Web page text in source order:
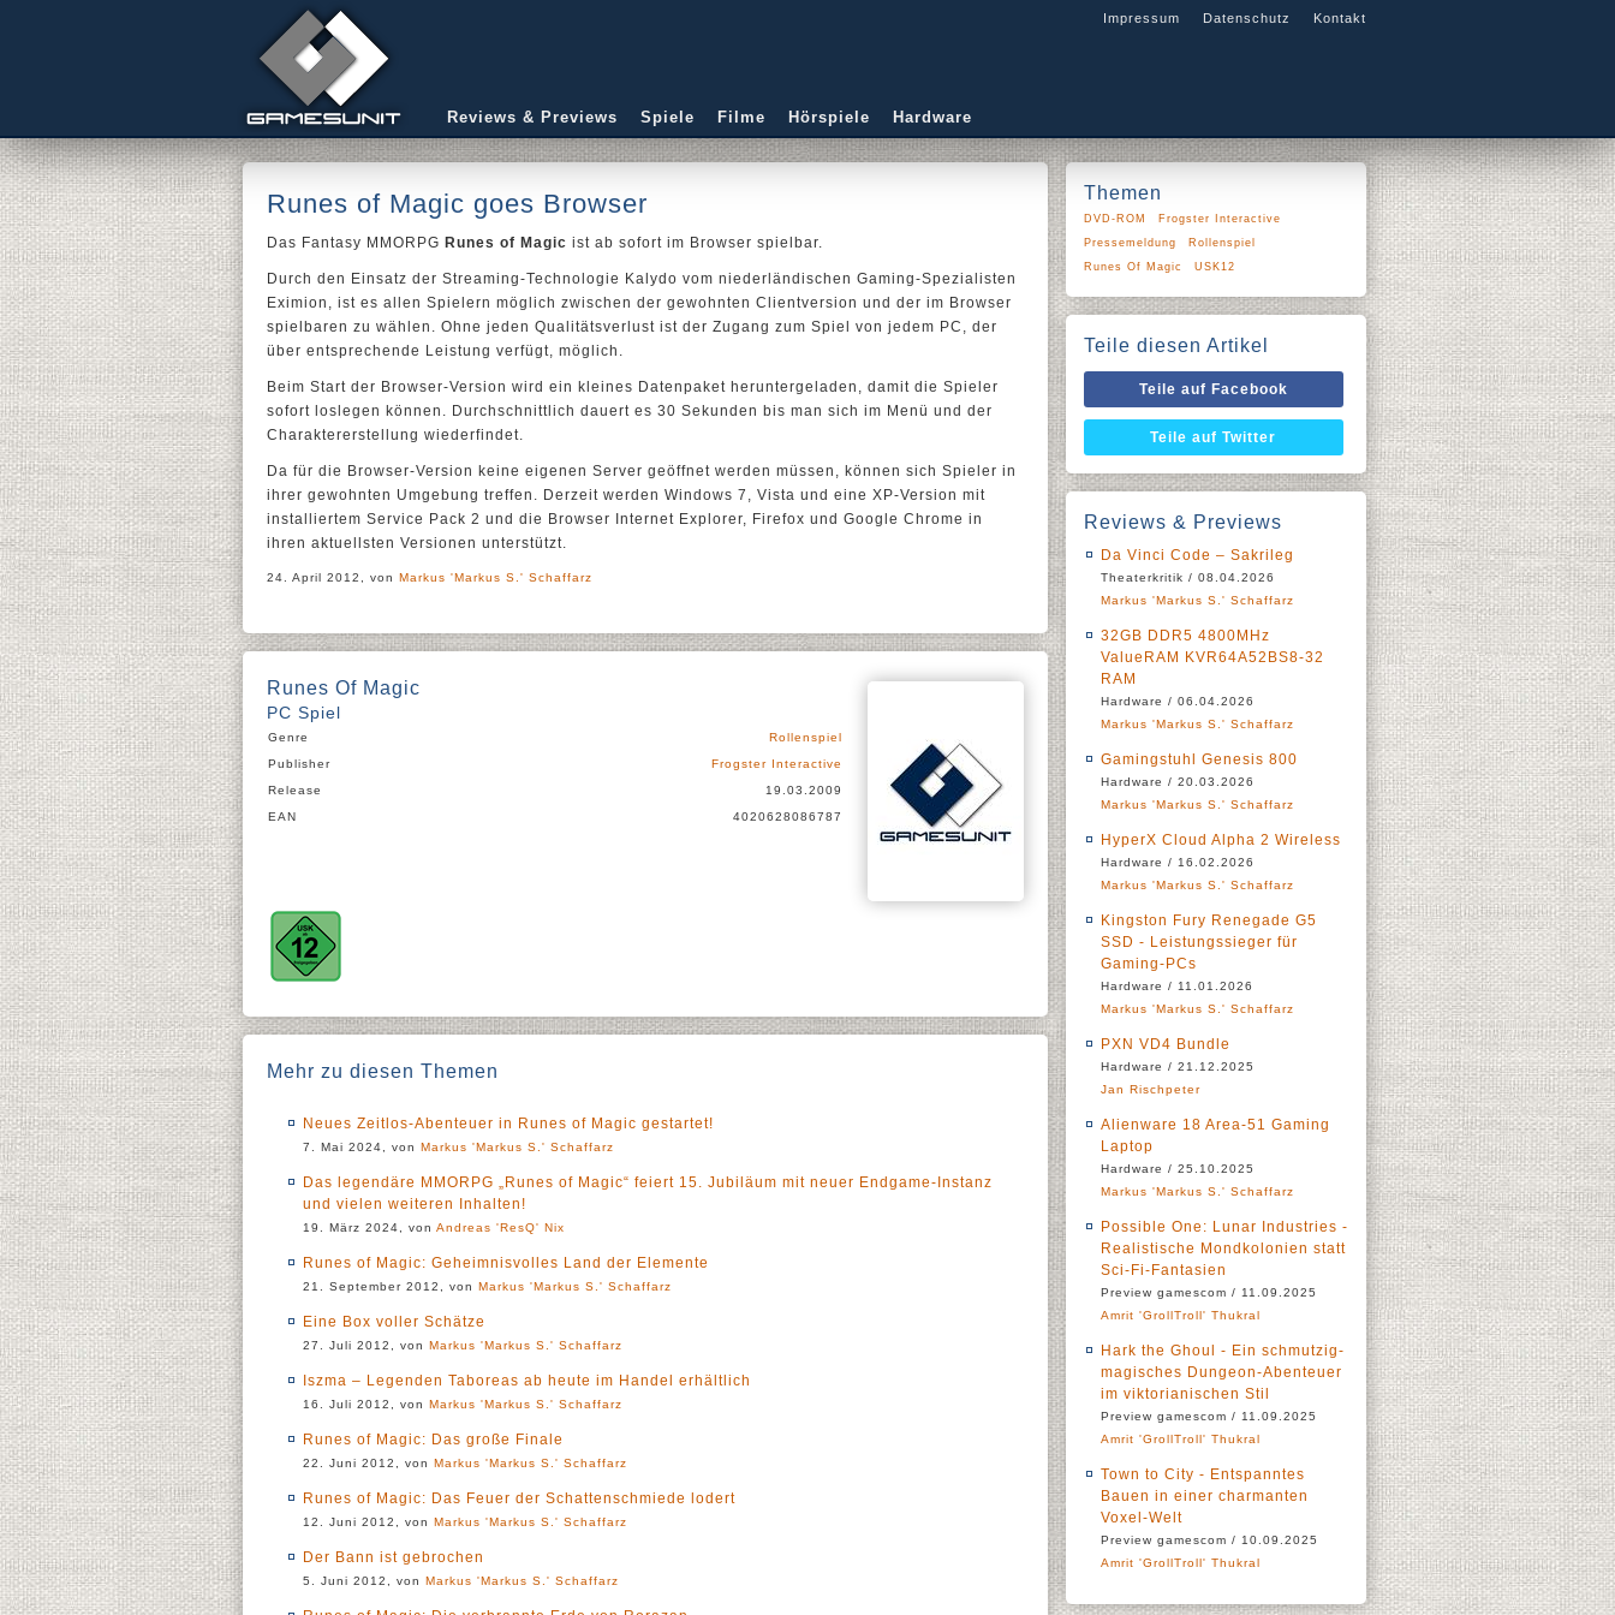
Impressum Datenschutz Kontakt
Reviews & Previews Spiele Filme Hörspiele Hardware
Runes of Magic goes Browser
Das Fantasy MMORPG Runes of Magic ist ab sofort im Browser spielbar.
Durch den Einsatz der Streaming-Technologie Kalydo vom niederländischen Gaming-Spezialisten
Eximion, ist es allen Spielern möglich zwischen der gewohnten Clientversion und der im Browser
spielbaren zu wählen. Ohne jeden Qualitätsverlust ist der Zugang zum Spiel von jedem PC, der
über entsprechende Leistung verfügt, möglich.
Beim Start der Browser-Version wird ein kleines Datenpaket heruntergeladen, damit die Spieler
sofort loslegen können. Durchschnittlich dauert es 30 Sekunden bis man sich im Menü und der
Charaktererstellung wiederfindet.
Da für die Browser-Version keine eigenen Server geöffnet werden müssen, können sich Spieler in
ihrer gewohnten Umgebung treffen. Derzeit werden Windows 7, Vista und eine XP-Version mit
installiertem Service Pack 2 und die Browser Internet Explorer, Firefox und Google Chrome in
ihren aktuellsten Versionen unterstützt.
24. April 2012, von Markus 'Markus S.' Schaffarz
Runes Of Magic
PC Spiel
Genre
Rollenspiel
Publisher
Frogster Interactive
Release
19.03.2009
EAN
4020628086787
Mehr zu diesen Themen
Neues Zeitlos-Abenteuer in Runes of Magic gestartet!
7. Mai 2024, von Markus 'Markus S.' Schaffarz
Das legendäre MMORPG „Runes of Magic“ feiert 15. Jubiläum mit neuer Endgame-Instanz
und vielen weiteren Inhalten!
19. März 2024, von Andreas 'ResQ' Nix
Runes of Magic: Geheimnisvolles Land der Elemente
21. September 2012, von Markus 'Markus S.' Schaffarz
Eine Box voller Schätze
27. Juli 2012, von Markus 'Markus S.' Schaffarz
Iszma – Legenden Taboreas ab heute im Handel erhältlich
16. Juli 2012, von Markus 'Markus S.' Schaffarz
Runes of Magic: Das große Finale
22. Juni 2012, von Markus 'Markus S.' Schaffarz
Runes of Magic: Das Feuer der Schattenschmiede lodert
12. Juni 2012, von Markus 'Markus S.' Schaffarz
Der Bann ist gebrochen
5. Juni 2012, von Markus 'Markus S.' Schaffarz
Themen
DVD-ROM
Frogster Interactive
Pressemeldung
Rollenspiel
Runes Of Magic
USK12
Teile diesen Artikel
Teile auf Facebook
Teile auf Twitter
Reviews & Previews
Da Vinci Code – Sakrileg
Theaterkritik / 08.04.2026
Markus 'Markus S.' Schaffarz
32GB DDR5 4800MHz
ValueRAM KVR64A52BS8-32
RAM
Hardware / 06.04.2026
Markus 'Markus S.' Schaffarz
Gamingstuhl Genesis 800
Hardware / 20.03.2026
Markus 'Markus S.' Schaffarz
HyperX Cloud Alpha 2 Wireless
Hardware / 16.02.2026
Markus 'Markus S.' Schaffarz
Kingston Fury Renegade G5
SSD - Leistungssieger für
Gaming-PCs
Hardware / 11.01.2026
Markus 'Markus S.' Schaffarz
PXN VD4 Bundle
Hardware / 21.12.2025
Jan Rischpeter
Alienware 18 Area-51 Gaming
Laptop
Hardware / 25.10.2025
Markus 'Markus S.' Schaffarz
Possible One: Lunar Industries -
Realistische Mondkolonien statt
Sci-Fi-Fantasien
Preview gamescom / 11.09.2025
Amrit 'GrollTroll' Thukral
Hark the Ghoul - Ein schmutzig-
magisches Dungeon-Abenteuer
im viktorianischen Stil
Preview gamescom / 11.09.2025
Amrit 'GrollTroll' Thukral
Town to City - Entspanntes
Bauen in einer charmanten
Voxel-Welt
Preview gamescom / 10.09.2025
Amrit 'GrollTroll' Thukral